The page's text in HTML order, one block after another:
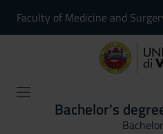
Faculty of Medicine and
Bachelor's